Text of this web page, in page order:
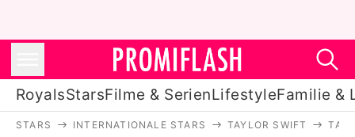
RoyalsStarsFilme & SerienLifestyleFamilie &
STARS INTERNATIONALE STARS TAYLOR SWIFT